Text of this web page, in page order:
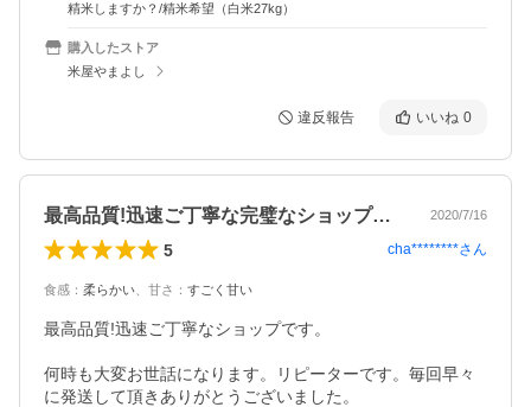
精米しますか？/精米希望（白米27kg）
購入したストア
米屋やまよし
違反報告 いいね 0
最高品質!迅速ご丁寧な完璧なショップです 2020/7/16
5 cha********さん
食感 ： 柔らかい 甘さ ： すごく甘い
最高品質!迅速ご丁寧なショップです。
何時も大変お世話になります。リピーターです。毎回早々
に発送して頂きありがとうございました。